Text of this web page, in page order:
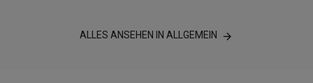
ALLES ANSEHEN IN ALLGEMEIN